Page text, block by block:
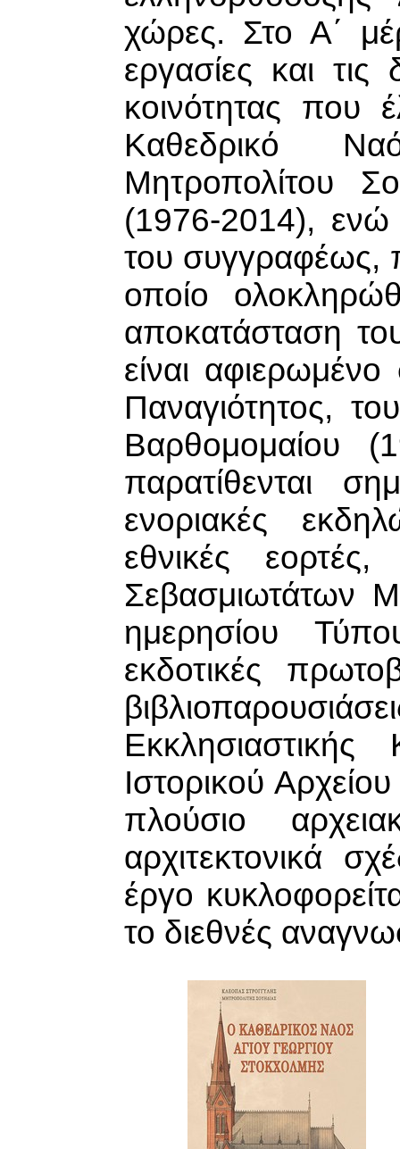
χώρες. Στο Α΄
εργασίες και
κοινότητας που
Καθεδρικό
Μητροπολίτου
(1976-2014), ενώ
του συγγραφέως,
οποίο
αποκατάσταση
είναι
Παναγιότητος,
Βαρθομομαίου
παρατίθενται
ενοριακές
εθνικές
Σεβασμιωτάτων
ημερησίου
εκδοτικές
Εκκλησιαστικής
Ιστορικού
πλούσιο
αρχιτεκτονικά
έργο
το διεθνές